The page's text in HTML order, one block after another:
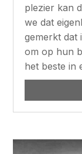
plezier kan
we dat
gemerkt dat
om op hun
het beste in